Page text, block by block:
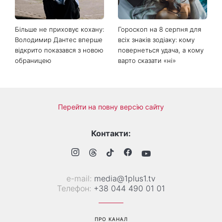
Більше не приховує кохану:
Володимир Дантес вперше
відкрито показався з новою
обраницею
Гороскоп на 8 серпня для
всіх знаків зодіаку: кому
повернеться удача, а кому
варто сказати «ні»
Перейти на повну версію сайту
Контакти:
е-mail: media@1plus1.tv
Телефон: +38 044 490 01 01
ПРО КАНАЛ